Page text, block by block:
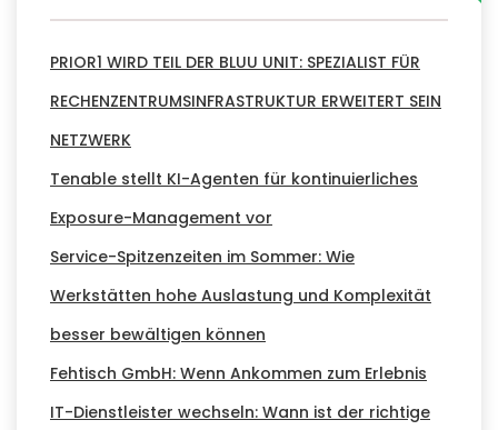
PRIOR1 WIRD TEIL DER BLUU UNIT: SPEZIALIST FÜR
RECHENZENTRUMSINFRASTRUKTUR ERWEITERT SEIN
NETZWERK
Tenable stellt KI-Agenten für kontinuierliches
Exposure-Management vor
Service-Spitzenzeiten im Sommer: Wie
Werkstätten hohe Auslastung und Komplexität
besser bewältigen können
Fehtisch GmbH: Wenn Ankommen zum Erlebnis
IT-Dienstleister wechseln: Wann ist der richtige